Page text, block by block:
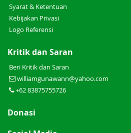
Syarat & Ketentuan
Kebijakan Privasi
Logo Referensi
Kritik dan Saran
Beri Kritik dan Saran
williamgunawann@yahoo.com
+62 83875755726
Donasi